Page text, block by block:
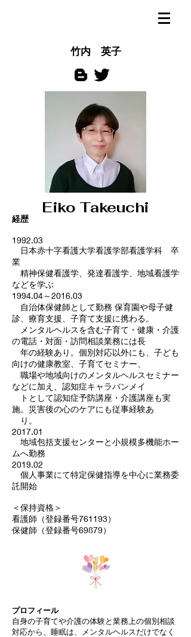
​竹内 英子
​Eiko Takeuchi
経歴
1992.03
日本赤十字看護大学看護学部看護学科 卒
業
精神保健看護学、発達看護学、地域看護学
などを学ぶ
1994.04～2016.03
自治体保健師として勤務 保育園や母子健
診、療育支援、子育て支援に携わる。
メンタルヘルスを含む子育て・健康・介護
の電話・対面・訪問相談業務には長
年の経験あり。個別対応以外にも、子ども
向けの健康教室、子育てセミナー、
職場や地域向けのメンタルヘルスセミナー
などに加え、認知症キャラバンメイ
トとして認知症予防講座・介護講座も実
施。災害後の心のケアにも従事経験あ
り。
2017.01
地域包括支援センターと小規模多機能ホー
ムへ勤務
2019.02
個人事業にて特定保健指導を中心に業務委
託開始
＜保持資格＞
看護師（登録番号761193）
保健師（登録番号69879）
プロフィール
自身の子育てや介護の体験と業務上の個別相談
対応から、睡眠は、メンタルヘルスだけでなく